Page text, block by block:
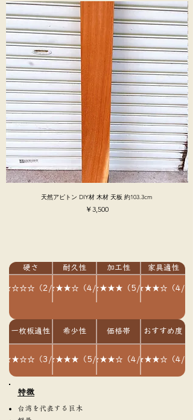
天然アピトン DIY材 木材 天板 約103.3cm
価格
￥3,500
硬さ 耐久性 加工性 家具適性
（2/5）
★★★★☆（4/5）★★★★★（5/5）★★★★☆（4/5
一枚板適性 希少性 価格帯 おすすめ度
（3/5）
★★★★★（5/5）★★★★☆（4/5）★★★★☆（4/5
​特徴
台湾を代表する巨木